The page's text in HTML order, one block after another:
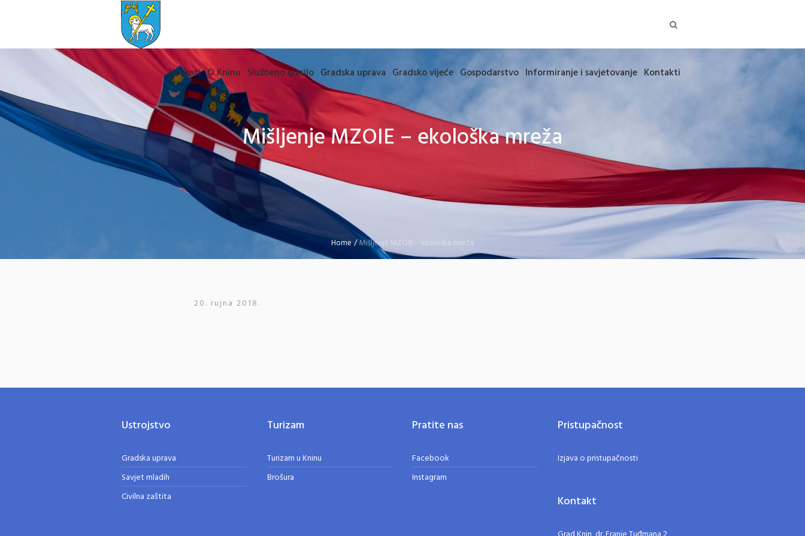
Novosti O Kninu Službeno glasilo Gradska uprava Gradsko vijeće Gospodarstvo Informiranje i savjetovanje Kontakti
Mišljenje MZOIE – ekološka mreža
Home /Mišljenje MZOIE – ekološka mreža
20. rujna 2018.
Ustrojstvo
Gradska uprava
Savjet mladih
Civilna zaštita
Turizam
Turizam u Kninu
Brošura
Pratite nas
Facebook
Instagram
Pristupačnost
Izjava o pristupačnosti
Kontakt